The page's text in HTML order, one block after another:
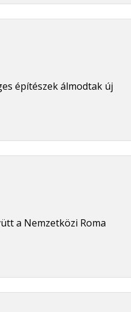
építészek álmodtak új
a Nemzetközi Roma